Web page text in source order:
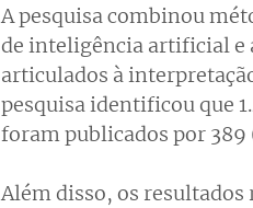
A pesquisa combinou
de inteligência artificial e
articulados à
pesquisa identificou que
foram publicados por
Além disso, os